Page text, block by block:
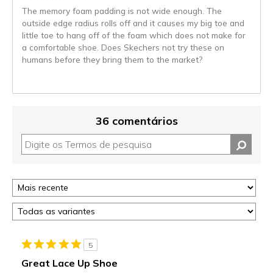
The memory foam padding is not wide enough. The
outside edge radius rolls off and it causes my big toe and
little toe to hang off of the foam which does not make for
a comfortable shoe. Does Skechers not try these on
humans before they bring them to the market?
36 comentários
5
Great Lace Up Shoe